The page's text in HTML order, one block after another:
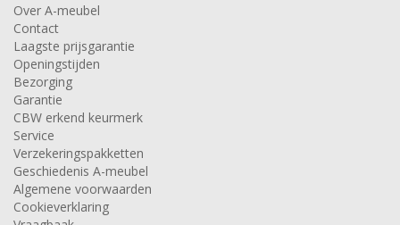
Over A-meubel
Contact
Laagste prijsgarantie
Openingstijden
Bezorging
Garantie
CBW erkend keurmerk
Service
Verzekeringspakketten
Geschiedenis A-meubel
Algemene voorwaarden
Cookieverklaring